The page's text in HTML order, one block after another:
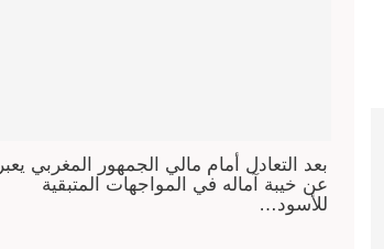
بعد التعادل أمام مالي الجمهور المغربي يعبر
عن خيبة آماله في المواجهات المتبقية
للأسود…